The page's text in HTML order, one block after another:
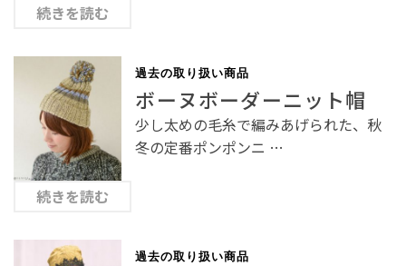
続きを読む
過去の取り扱い商品
ボーヌボーダーニット帽
少し太めの毛糸で編みあげられた、秋
冬の定番ポンポンニ …
続きを読む
過去の取り扱い商品